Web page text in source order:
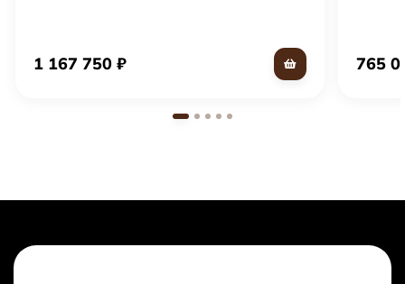
1 167 750₽ 765